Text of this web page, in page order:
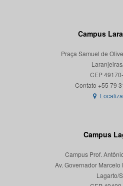
Campus
Praça Samuel de
CEP
Campus
Campus Prof.
Av. Governador Marcelo
Lagarto/